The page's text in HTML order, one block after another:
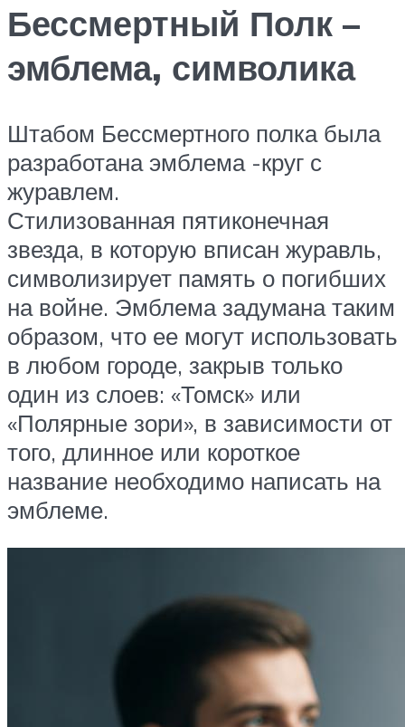
Бессмертный Полк –
эмблема, символика
Штабом Бессмертного полка была
разработана эмблема -круг с
журавлем.
Стилизованная пятиконечная
звезда, в которую вписан журавль,
символизирует память о погибших
на войне. Эмблема задумана таким
образом, что ее могут использовать
в любом городе, закрыв только
один из слоев: «Томск» или
«Полярные зори», в зависимости от
того, длинное или короткое
название необходимо написать на
эмблеме.